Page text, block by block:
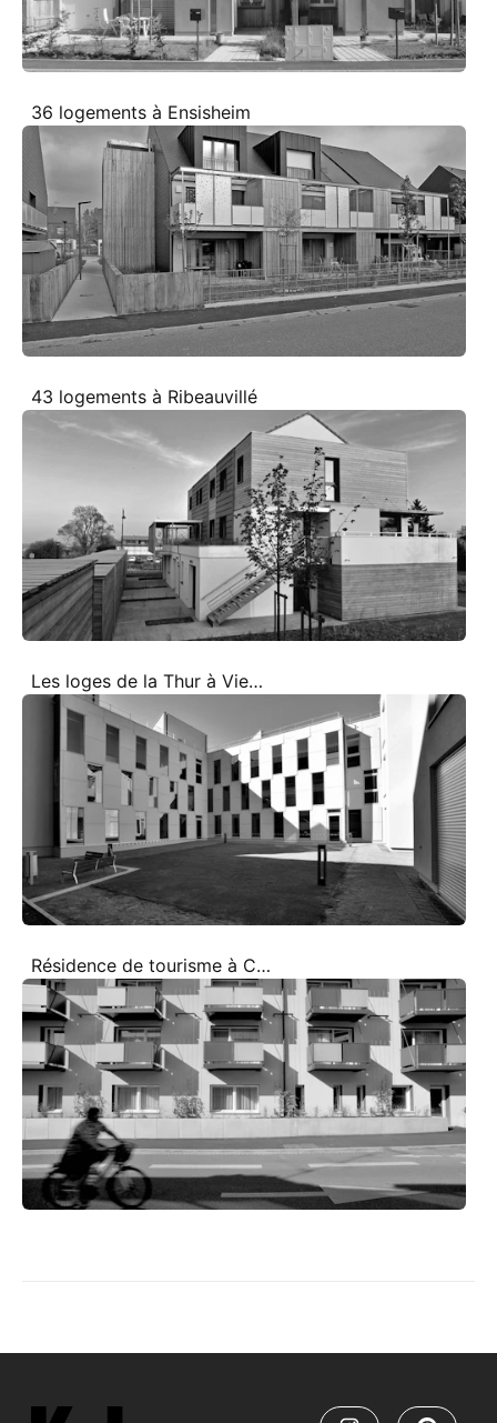
36 logements à Ensisheim
43 logements à Ribeauvillé
Les loges de la Thur à Vieux-Thann
Résidence de tourisme à Colmar